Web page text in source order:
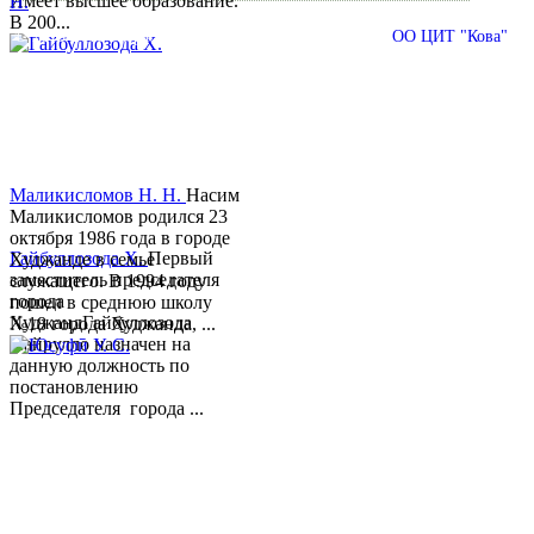
В 200...
Гайбуллозода Х.Первый
заместитель председателя
города
ХуджандГайбуллозода
Хайрулло назначен на
данную должность по
постановлению
Председателя города ...
Маликисломов Н. Н. Насим
Маликисломов родился 23
октября 1986 года в городе
Худжанде в семье
служащего. В 1994 году
пошел в среднюю школу
№18 города Худжанда, ...
© 2013-2018 Разработчик и техническая поддержка ОО ЦИТ "Кова"